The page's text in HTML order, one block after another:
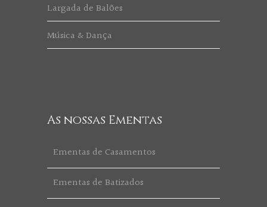
Largada de Balões
Música & Dança
As nossas Ementas
Ementas de Casamentos
Ementas de Batizados